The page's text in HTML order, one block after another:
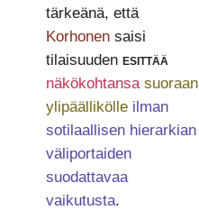
tärkeänä, että
Korhonensaisi
tilaisuuden esittää
näkökohtansa suoraan
ylipäällikölle ilman
sotilaallisen hierarkian
väliportaiden
suodattavaa
vaikutusta.